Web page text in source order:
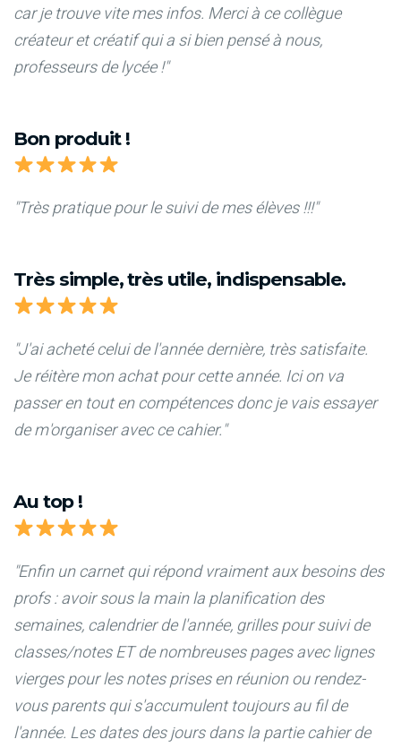
car je trouve vite mes infos. Merci à ce collègue
créateur et créatif qui a si bien pensé à nous,
professeurs de lycée !"
Bon produit !
"Très pratique pour le suivi de mes élèves !!!"
Très simple, très utile, indispensable.
"J'ai acheté celui de l'année dernière, très satisfaite.
Je réitère mon achat pour cette année. Ici on va
passer en tout en compétences donc je vais essayer
de m'organiser avec ce cahier."
Au top !
"Enfin un carnet qui répond vraiment aux besoins des
profs : avoir sous la main la planification des
semaines, calendrier de l'année, grilles pour suivi de
classes/notes ET de nombreuses pages avec lignes
vierges pour les notes prises en réunion ou rendez-
vous parents qui s'accumulent toujours au fil de
l'année. Les dates des jours dans la partie cahier de